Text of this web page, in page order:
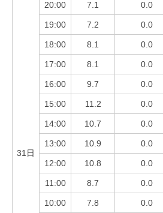
31日
20:00 7.1 0.0
19:00 7.2 0.0
18:00 8.1 0.0
17:00 8.1 0.0
16:00 9.7 0.0
15:00 11.2 0.0
14:00 10.7 0.0
13:00 10.9 0.0
12:00 10.8 0.0
11:00 8.7 0.0
10:00 7.8 0.0